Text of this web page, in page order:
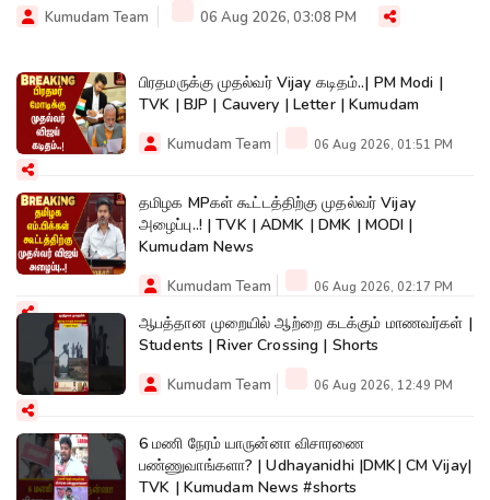
Kumudam Team 06 Aug 2026, 03:08 PM
பிரதமருக்கு முதல்வர் Vijay கடிதம்..| PM Modi |
TVK | BJP | Cauvery | Letter | Kumudam
Kumudam Team 06 Aug 2026, 01:51 PM
தமிழக MPகள் கூட்டத்திற்கு முதல்வர் Vijay
அழைப்பு..! | TVK | ADMK | DMK | MODI |
Kumudam News
Kumudam Team 06 Aug 2026, 02:17 PM
ஆபத்தான முறையில் ஆற்றை கடக்கும் மாணவர்கள் |
Students | River Crossing | Shorts
Kumudam Team 06 Aug 2026, 12:49 PM
6 மணி நேரம் யாருன்னா விசாரணை
பண்ணுவாங்களா? | Udhayanidhi |DMK| CM Vijay|
TVK | Kumudam News #shorts